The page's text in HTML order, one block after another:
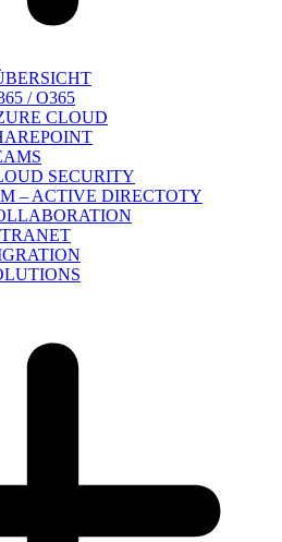
/ O365
CLOUD
SECURITY
– ACTIVE DIRECTOTY